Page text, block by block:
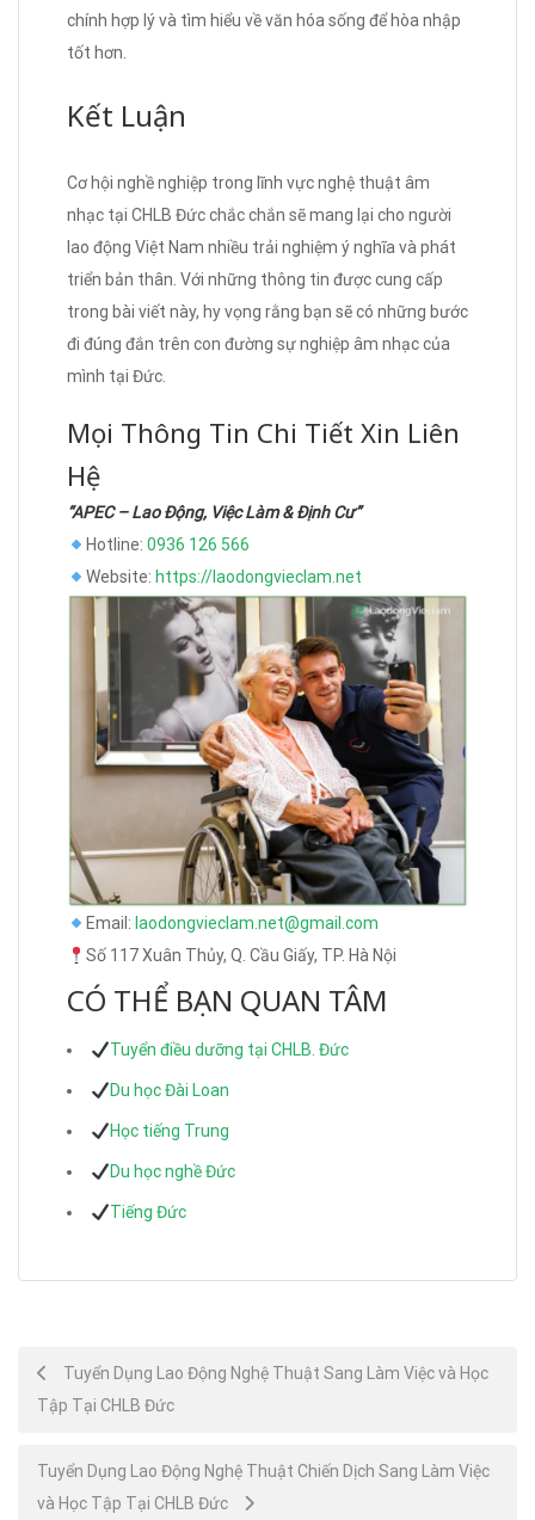
chính hợp lý và tìm hiểu về văn hóa sống để hòa nhập
tốt hơn.
Kết Luận
Cơ hội nghề nghiệp trong lĩnh vực nghệ thuật âm
nhạc tại CHLB Đức chắc chắn sẽ mang lại cho người
lao động Việt Nam nhiều trải nghiệm ý nghĩa và phát
triển bản thân. Với những thông tin được cung cấp
trong bài viết này, hy vọng rằng bạn sẽ có những bước
đi đúng đắn trên con đường sự nghiệp âm nhạc của
mình tại Đức.
Mọi Thông Tin Chi Tiết Xin Liên
Hệ
“APEC – Lao Động, Việc Làm & Định Cư”
Hotline: 0936 126 566
Website: https://laodongvieclam.net
Email: laodongvieclam.net@gmail.com
Số 117 Xuân Thủy, Q. Cầu Giấy, TP. Hà Nội
CÓ THỂ BẠN QUAN TÂM
Tuyển điều dưỡng tại CHLB. Đức
Du học Đài Loan
Học tiếng Trung
Du học nghề Đức
Tiếng Đức
Post
navigation
Tuyển Dụng Lao Động Nghệ Thuật Sang Làm Việc và Học
Tập Tại CHLB Đức
Tuyển Dụng Lao Động Nghệ Thuật Chiến Dịch Sang Làm Việc
và Học Tập Tại CHLB Đức